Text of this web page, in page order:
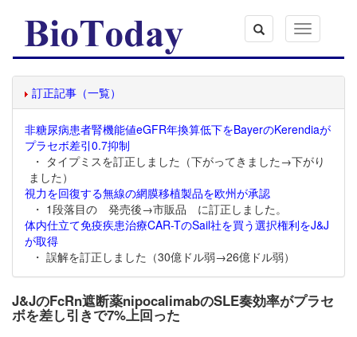
Toggle
navigation
訂正記事（一覧）
非糖尿病患者腎機能値eGFR年換算低下をBayerのKerendiaが
プラセボ差引0.7抑制
・ タイプミスを訂正しました（下がってきました→下がり
ました）
視力を回復する無線の網膜移植製品を欧州が承認
・ 1段落目の 発売後→市販品 に訂正しました。
体内仕立て免疫疾患治療CAR-TのSail社を買う選択権利をJ&J
が取得
・ 誤解を訂正しました（30億ドル弱→26億ドル弱）
J&JのFcRn遮断薬nipocalimabのSLE奏効率がプラセ
ボを差し引きで7%上回った